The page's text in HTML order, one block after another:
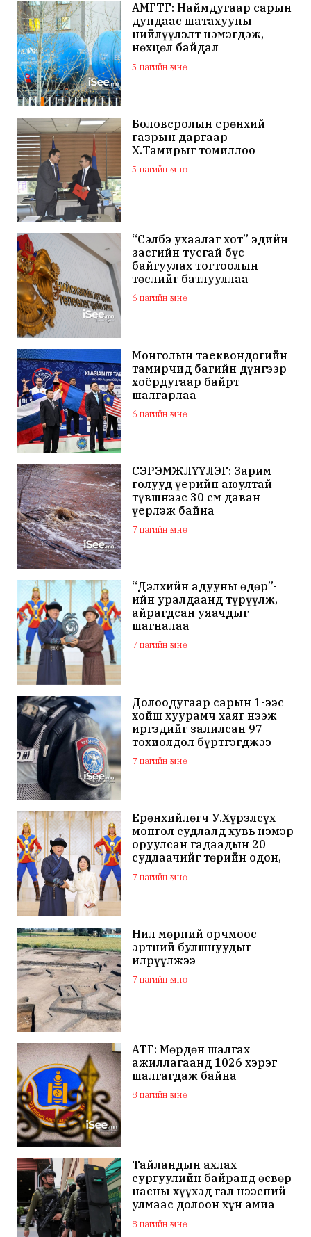
АМГТГ: Наймдугаар сарын
дундаас шатахууны
нийлүүлэлт нэмэгдэж,
нөхцөл байдал
тогтворжино
5 цагийн өмнө
Боловсролын ерөнхий
газрын даргаар
Х.Тамирыг томиллоо
5 цагийн өмнө
“Сэлбэ ухаалаг хот” эдийн
засгийн тусгай бүс
байгуулах тогтоолын
төслийг батлууллаа
6 цагийн өмнө
Монголын таеквондогийн
тамирчид багийн дүнгээр
хоёрдугаар байрт
шалгарлаа
6 цагийн өмнө
СЭРЭМЖЛҮҮЛЭГ: Зарим
голууд үерийн аюултай
түвшнээс 30 см даван
үерлэж байна
7 цагийн өмнө
“Дэлхийн адууны өдөр”-
ийн уралдаанд түрүүлж,
айрагдсан уяачдыг
шагналаа
7 цагийн өмнө
Долоодугаар сарын 1-ээс
хойш хуурамч хаяг нээж
иргэдийг залилсан 97
тохиолдол бүртгэгджээ
7 цагийн өмнө
Ерөнхийлөгч У.Хүрэлсүх
монгол судлалд хувь нэмэр
оруулсан гадаадын 20
судлаачийг төрийн одон,
медалиар шагналаа
7 цагийн өмнө
Нил мөрний орчмоос
эртний булшнуудыг
илрүүлжээ
7 цагийн өмнө
АТГ: Мөрдөн шалгах
ажиллагаанд 1026 хэрэг
шалгагдаж байна
8 цагийн өмнө
Тайландын ахлах
сургуулийн байранд өсвөр
насны хүүхэд гал нээсний
улмаас долоон хүн амиа
алдаж, 30 гаруй хүн
шархаджээ
8 цагийн өмнө